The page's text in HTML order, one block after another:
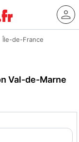
Île-de-France
Val-de-Marne